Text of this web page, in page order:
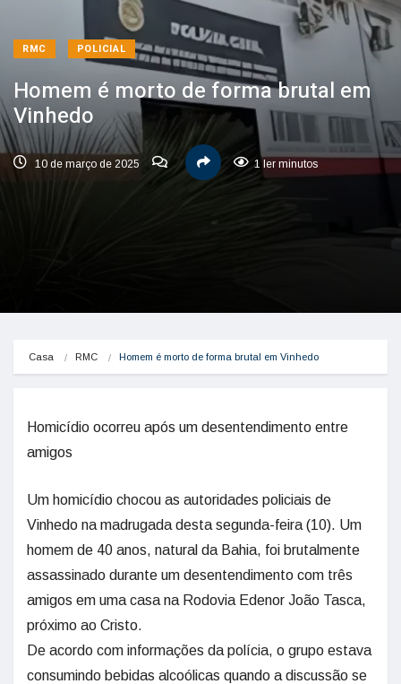
RMC POLICIAL
Homem é morto de forma brutal em
Vinhedo
10 de março de 2025 1 ler minutos
Casa RMC Homem é morto de forma brutal em Vinhedo
Homicídio ocorreu após um desentendimento entre
amigos
Um homicídio chocou as autoridades policiais de
Vinhedo na madrugada desta segunda-feira (10). Um
homem de 40 anos, natural da Bahia, foi brutalmente
assassinado durante um desentendimento com três
amigos em uma casa na Rodovia Edenor João Tasca,
próximo ao Cristo.
De acordo com informações da polícia, o grupo estava
consumindo bebidas alcoólicas quando a discussão se